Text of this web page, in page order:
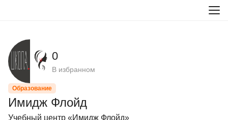
0
В избранном
Образование
Имидж Флойд
Учебный центр «Имидж Флойд»